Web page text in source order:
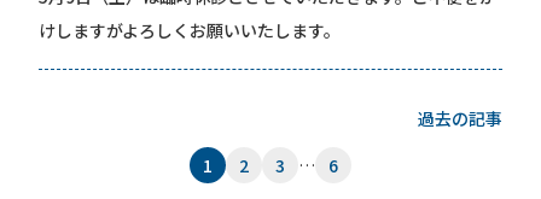
けしますがよろしくお願いいたします。
1 2 3 … 6
過去の記事